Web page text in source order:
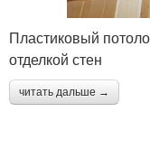
Пластиковый
отделкой стен
читать дальше →